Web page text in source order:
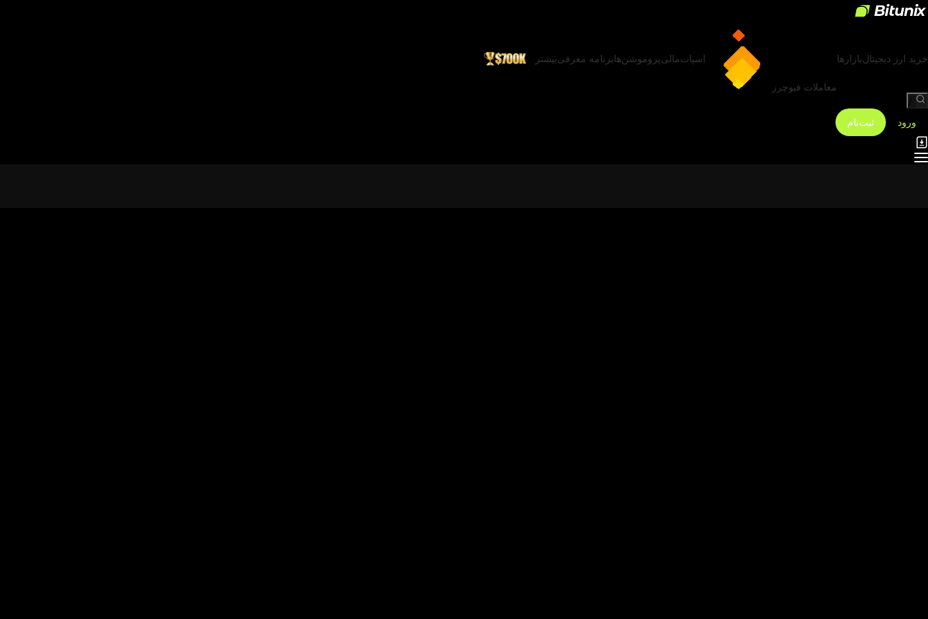
خرید ارز دیجیتالبازارها
معاملات فیوچرز
اسپاتمالیپروموشن‌هابرنامه معرفیبیشتر
ورود
ثبت‌نام